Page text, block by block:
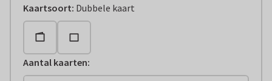
Kaartsoort: Dubbele kaart
Aantal kaarten: